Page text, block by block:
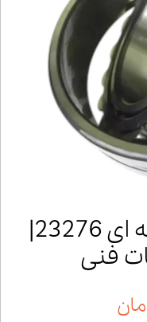
خرید رولبرینگ بشکه ای 23276|
فنی